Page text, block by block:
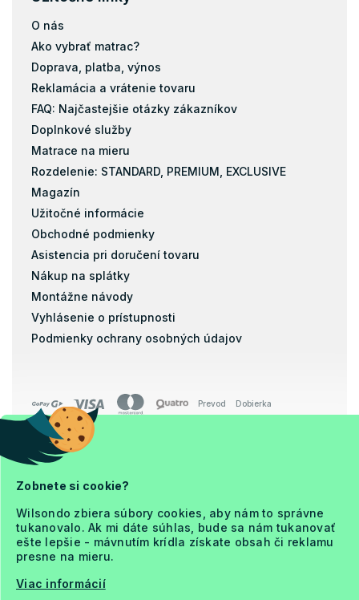
Zobnete si cookie?
Wilsondo zbiera súbory cookies, aby nám to správne
tukanovalo. Ak mi dáte súhlas, bude sa nám tukanovať
ešte lepšie - mávnutím krídla získate obsah či reklamu
presne na mieru.
Viac informácií
O nás
Ako vybrať matrac?
Doprava, platba, výnos
Reklamácia a vrátenie tovaru
FAQ: Najčastejšie otázky zákazníkov
Doplnkové služby
Matrace na mieru
Rozdelenie: STANDARD, PREMIUM, EXCLUSIVE
Magazín
Užitočné informácie
Obchodné podmienky
Asistencia pri doručení tovaru
Nákup na splátky
Montážne návody
Vyhlásenie o prístupnosti
Podmienky ochrany osobných údajov
Prevod Dobierka
Ja a Matrac
Upraviť nastavenie cookies